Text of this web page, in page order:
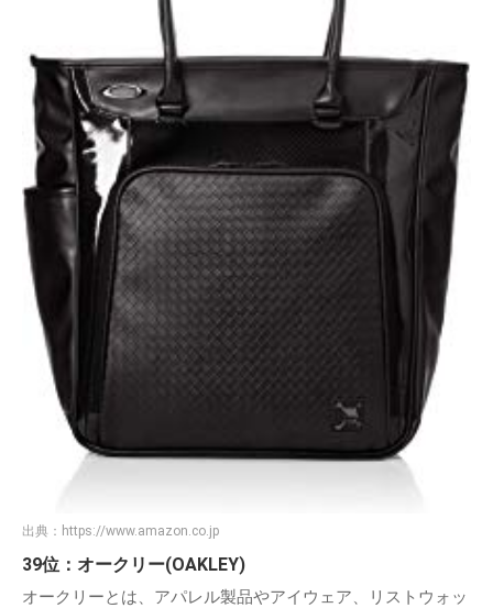
出典： https://www.amazon.co.jp
39位：オークリー(OAKLEY)
オークリーとは、アパレル製品やアイウェア、リストウォッ